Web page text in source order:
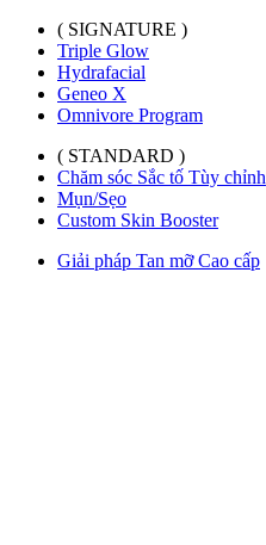
( SIGNATURE )
Triple Glow
Hydrafacial
Geneo X
Omnivore Program
( STANDARD )
Chăm sóc Sắc tố Tùy chỉnh
Mụn/Sẹo
Custom Skin Booster
Giải pháp Tan mỡ Cao cấp